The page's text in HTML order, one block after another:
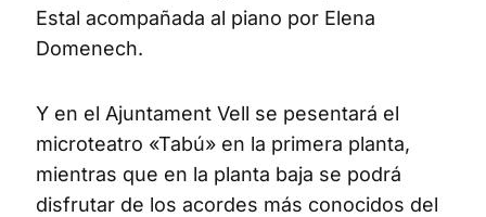
Estal acompañada al piano por Elena
Domenech.
Y en el Ajuntament Vell se pesentará el
microteatro «Tabú» en la primera planta,
mientras que en la planta baja se podrá
disfrutar de los acordes más conocidos del